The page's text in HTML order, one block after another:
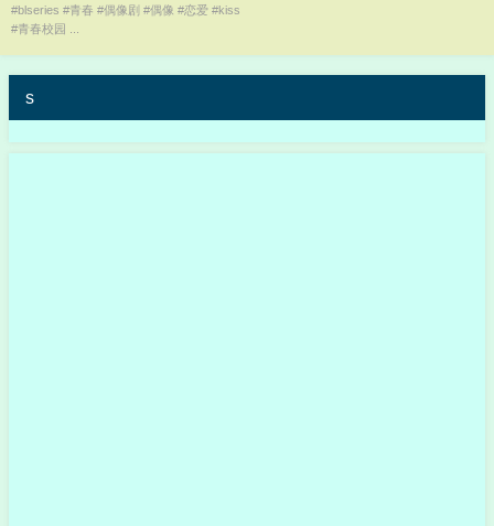
#cp #movie
#blseries #青春 #偶像剧 #偶像 #恋爱 #kiss
#青春校园 ...
s